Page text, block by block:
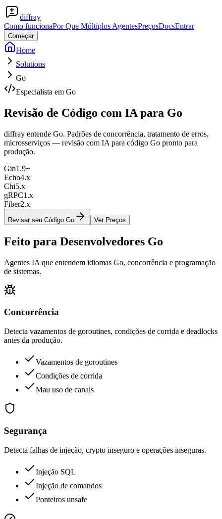
diffray
Como funcionaPor Que Múltiplos AgentesPreçosDocsEntrar
Começar
Home
Solutions
Go
Especialista em Go
Revisão de Código com IA para Go
diffray entende Go. Padrões de concorrência, tratamento de erros,
microsserviços — revisão com IA para código Go pronto para
produção.
Gin1.9+
Echo4.x
Chi5.x
gRPC1.x
Fiber2.x
Revisar seu Código Go Ver Preços
Feito para Desenvolvedores Go
Agentes IA que entendem idiomas Go, concorrência e programação
de sistemas.
Concorrência
Detecta vazamentos de goroutines, condições de corrida e deadlocks
antes da produção.
Vazamentos de goroutines
Condições de corrida
Mau uso de canais
Segurança
Detecta falhas de injeção, crypto inseguro e operações inseguras.
Injeção SQL
Injeção de comandos
Ponteiros unsafe